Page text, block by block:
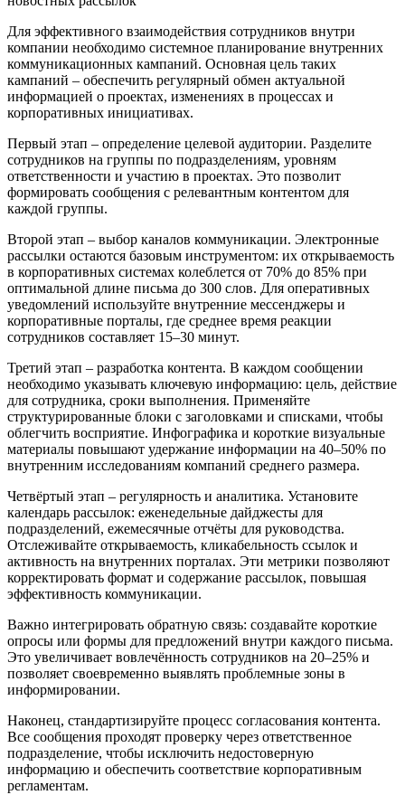
Для эффективного взаимодействия сотрудников внутри
компании необходимо системное планирование внутренних
коммуникационных кампаний. Основная цель таких
кампаний – обеспечить регулярный обмен актуальной
информацией о проектах, изменениях в процессах и
корпоративных инициативах.
Первый этап – определение целевой аудитории. Разделите
сотрудников на группы по подразделениям, уровням
ответственности и участию в проектах. Это позволит
формировать сообщения с релевантным контентом для
каждой группы.
Второй этап – выбор каналов коммуникации. Электронные
рассылки остаются базовым инструментом: их открываемость
в корпоративных системах колеблется от 70% до 85% при
оптимальной длине письма до 300 слов. Для оперативных
уведомлений используйте внутренние мессенджеры и
корпоративные порталы, где среднее время реакции
сотрудников составляет 15–30 минут.
Третий этап – разработка контента. В каждом сообщении
необходимо указывать ключевую информацию: цель, действие
для сотрудника, сроки выполнения. Применяйте
структурированные блоки с заголовками и списками, чтобы
облегчить восприятие. Инфографика и короткие визуальные
материалы повышают удержание информации на 40–50% по
внутренним исследованиям компаний среднего размера.
Четвёртый этап – регулярность и аналитика. Установите
календарь рассылок: еженедельные дайджесты для
подразделений, ежемесячные отчёты для руководства.
Отслеживайте открываемость, кликабельность ссылок и
активность на внутренних порталах. Эти метрики позволяют
корректировать формат и содержание рассылок, повышая
эффективность коммуникации.
Важно интегрировать обратную связь: создавайте короткие
опросы или формы для предложений внутри каждого письма.
Это увеличивает вовлечённость сотрудников на 20–25% и
позволяет своевременно выявлять проблемные зоны в
информировании.
Наконец, стандартизируйте процесс согласования контента.
Все сообщения проходят проверку через ответственное
подразделение, чтобы исключить недостоверную
информацию и обеспечить соответствие корпоративным
регламентам.